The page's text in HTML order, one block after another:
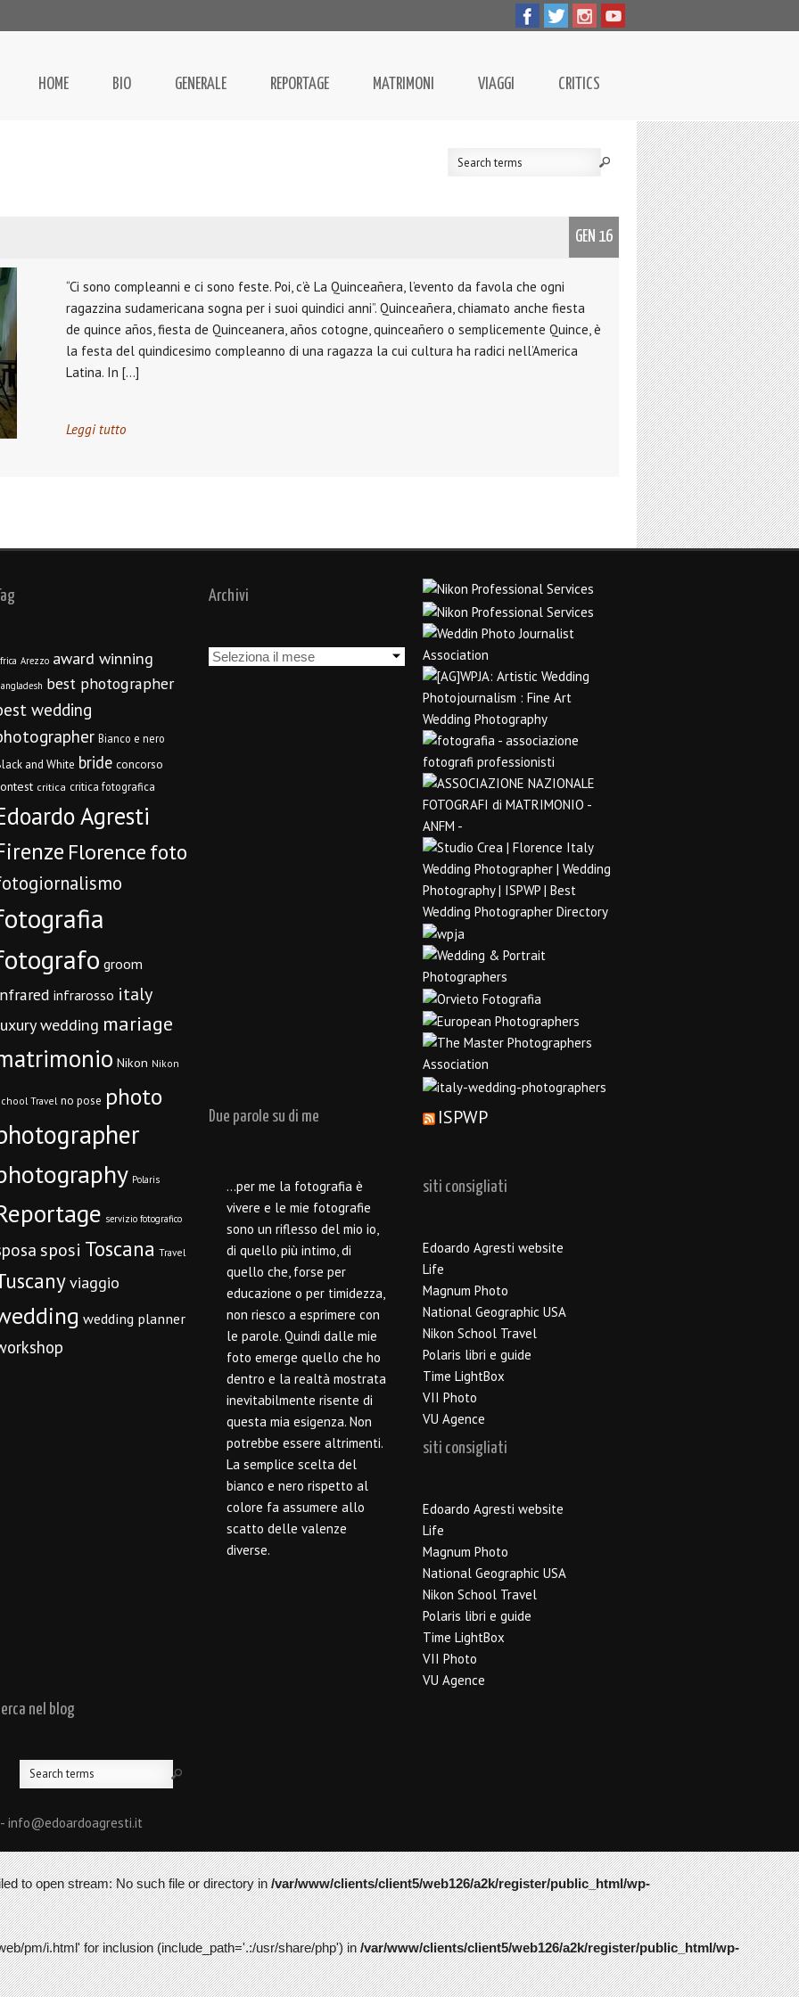
HOME BIO GENERALE REPORTAGE MATRIMONI VIAGGI CRITICS
GEN 16
“Ci sono compleanni e ci sono feste. Poi, c’è La Quinceañera, l’evento da favola che ogni
ragazzina sudamericana sogna per i suoi quindici anni”. Quinceañera, chiamato anche fiesta
de quince años, fiesta de Quinceanera, años cotogne, quinceañero o semplicemente Quince, è
la festa del quindicesimo compleanno di una ragazza la cui cultura ha radici nell’America
Latina. In […]
Leggi tutto
Arezzo award winning
best photographer
wedding
Bianco e nero
and White bride concorso
critica critica fotografica
Agresti
Florencefoto
groom
infrarosso italy
wedding mariage
Nikon Nikon
Travel no pose photo
Polaris
servizio fotografico
sposi Toscana Travel
viaggio
wedding planner
Archivi
Archivi
Due parole su di me
…per me la fotografia è
vivere e le mie fotografie
sono un riflesso del mio io,
di quello più intimo, di
quello che, forse per
educazione o per timidezza,
non riesco a esprimere con
le parole. Quindi dalle mie
foto emerge quello che ho
dentro e la realtà mostrata
inevitabilmente risente di
questa mia esigenza. Non
potrebbe essere altrimenti.
La semplice scelta del
bianco e nero rispetto al
colore fa assumere allo
scatto delle valenze
diverse.
ISPWP
siti consigliati
Edoardo Agresti website
Life
Magnum Photo
National Geographic USA
Nikon School Travel
Polaris libri e guide
Time LightBox
VII Photo
VU Agence
siti consigliati
Edoardo Agresti website
Life
Magnum Photo
National Geographic USA
Nikon School Travel
Polaris libri e guide
Time LightBox
VII Photo
VU Agence
nel blog
info@edoardoagresti.it
to open stream: No such file or directory in/var/www/clients/client5/web126/a2k/register/public_html/wp-
pm/i.html' for inclusion (include_path='.:/usr/share/php') in/var/www/clients/client5/web126/a2k/register/public_html/wp-